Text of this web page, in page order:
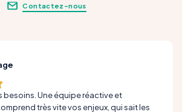
Contactez-nous
besoins. Une équipe réactive et
très vite vos enjeux, qui sait les